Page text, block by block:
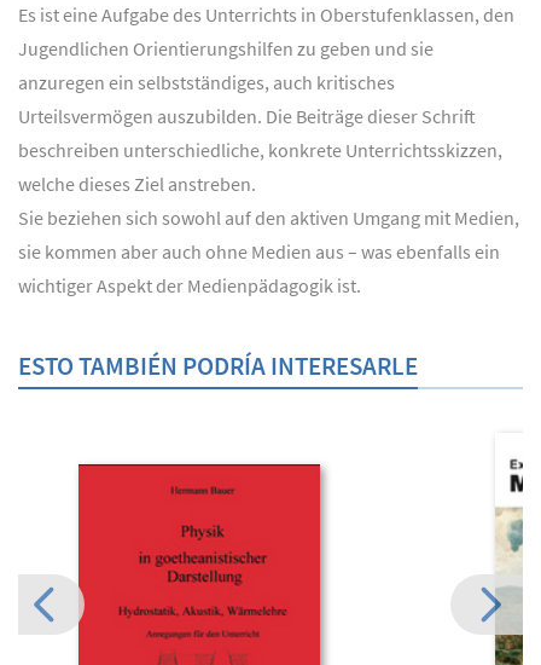
Es ist eine Aufgabe des Unterrichts in Oberstufenklassen, den
Jugendlichen Orientierungshilfen zu geben und sie
anzuregen ein selbstständiges, auch kritisches
Urteilsvermögen auszubilden. Die Beiträge dieser Schrift
beschreiben unterschiedliche, konkrete Unterrichtsskizzen,
welche dieses Ziel anstreben.
Sie beziehen sich sowohl auf den aktiven Umgang mit Medien,
sie kommen aber auch ohne Medien aus – was ebenfalls ein
wichtiger Aspekt der Medienpädagogik ist.
ESTO TAMBIÉN PODRÍA INTERESARLE